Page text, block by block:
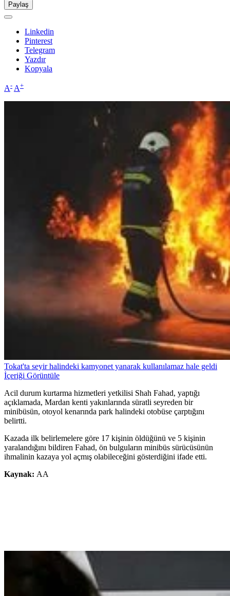
Paylaş
Linkedin
Pinterest
Telegram
Yazdır
Kopyala
A- A+
Tokat'ta seyir halindeki kamyonet yanarak kullanılamaz hale geldi
İçeriği Görüntüle
Acil durum kurtarma hizmetleri yetkilisi Shah Fahad, yaptığı
açıklamada, Mardan kenti yakınlarında süratli seyreden bir
minibüsün, otoyol kenarında park halindeki otobüse çarptığını
belirtti.
Kazada ilk belirlemelere göre 17 kişinin öldüğünü ve 5 kişinin
yaralandığını bildiren Fahad, ön bulguların minibüs sürücüsünün
ihmalinin kazaya yol açmış olabileceğini gösterdiğini ifade etti.
Kaynak: AA